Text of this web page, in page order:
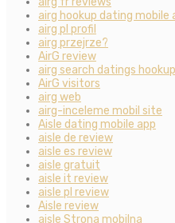
airg hookup dating mobile
airg pl profil
airg przejrze?
AirG review
airg search datings hookup
AirG visitors
airg web
airg-inceleme mobil site
Aisle dating mobile app
aisle de review
aisle es review
aisle gratuit
aisle it review
aisle pl review
Aisle review
aisle Strona mobilna